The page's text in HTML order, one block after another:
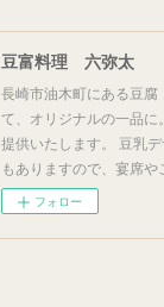
豆富料理 六弥太
長崎市油木町にある豆
て、オリジナルの一品
提供いたします。 豆乳
もありますので、宴席や
フォロー